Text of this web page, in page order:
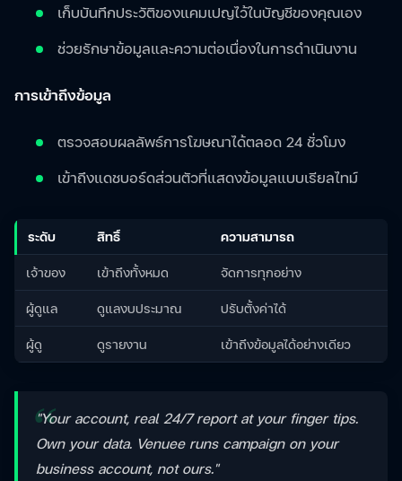
เก็บบันทึกประวัติของแคมเปญไว้ในบัญชีของคุณเอง
ช่วยรักษาข้อมูลและความต่อเนื่องในการดำเนินงาน
การเข้าถึงข้อมูล
ตรวจสอบผลลัพธ์การโฆษณาได้ตลอด 24 ชั่วโมง
เข้าถึงแดชบอร์ดส่วนตัวที่แสดงข้อมูลแบบเรียลไทม์
ระดับ สิทธิ์ ความสามารถ
เจ้าของ เข้าถึงทั้งหมด จัดการทุกอย่าง
ผู้ดูแล ดูแลงบประมาณ ปรับตั้งค่าได้
ผู้ดู ดูรายงาน เข้าถึงข้อมูลได้อย่างเดียว
"Your account, real 24/7 report at your finger tips.
Own your data. Venuee runs campaign on your
business account, not ours."